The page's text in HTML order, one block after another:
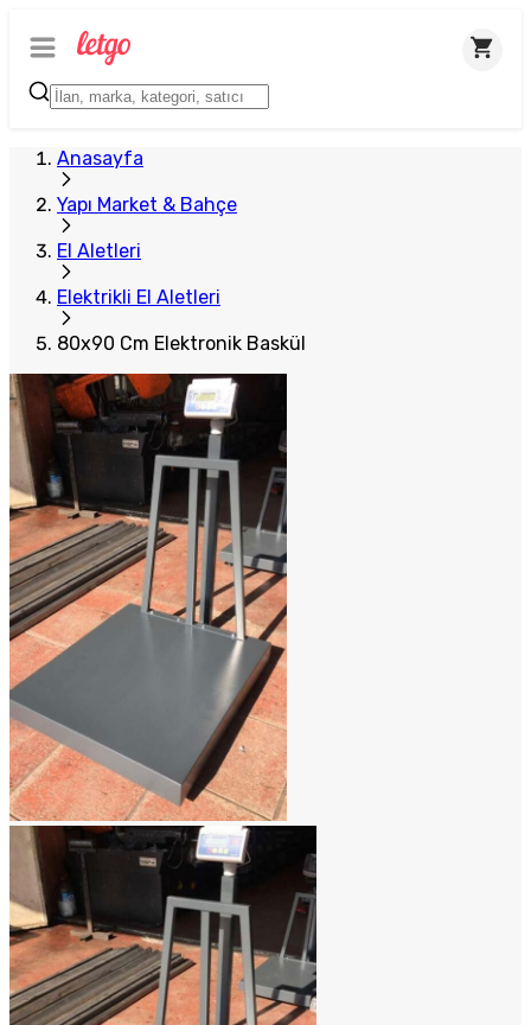
Anasayfa
Yapı Market & Bahçe
El Aletleri
Elektrikli El Aletleri
80x90 Cm Elektronik Baskül